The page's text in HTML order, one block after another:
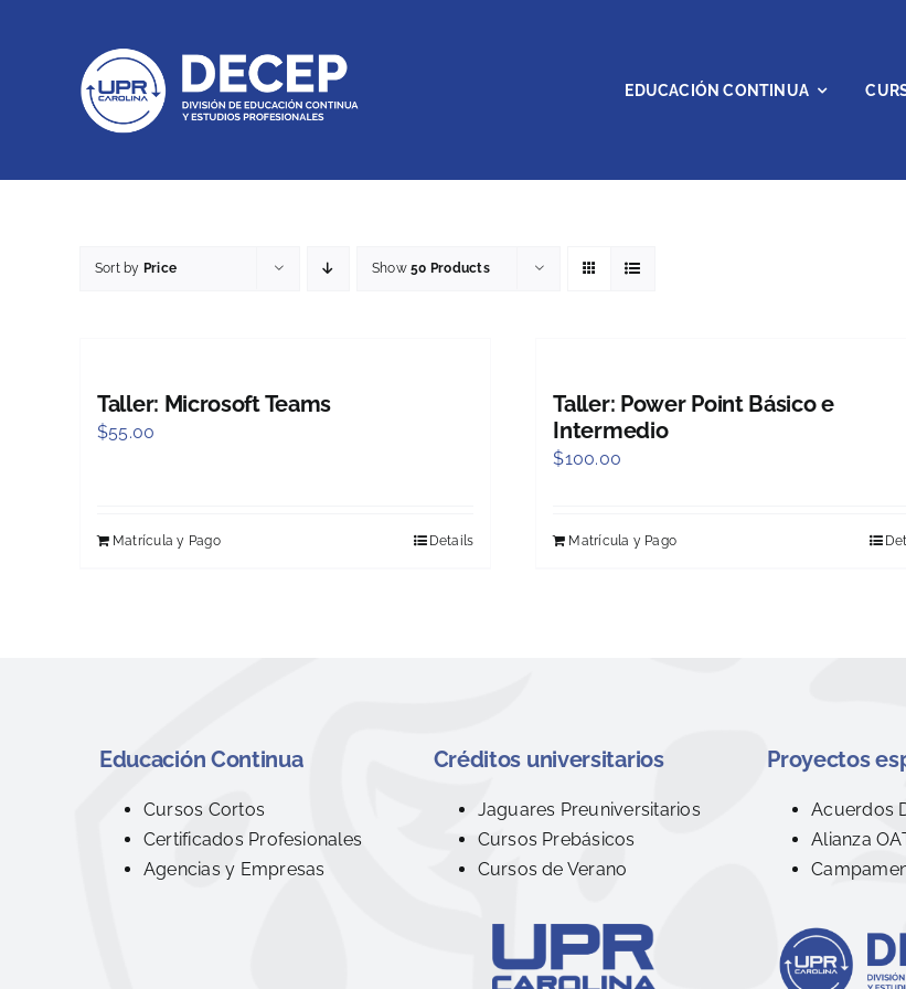
EDUCACIÓN CONTINUA
Sort by Price Show50 Products
Taller: Microsoft Teams
$55.00
Matrícula y Pago Details
Taller: Power Point Básico e
Intermedio
$100.00
Matrícula y Pago
Educación Continua
Cursos Cortos
Certificados Profesionales
Agencias y Empresas
Créditos universitarios
Jaguares Preuniversitarios
Cursos Prebásicos
Cursos de Verano
Proyectos
Acuerdos
Alianza